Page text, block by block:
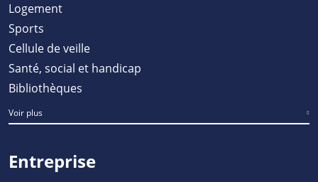
Logement
Sports
Cellule de veille
Santé, social et handicap
Bibliothèques
Voir plus
Entreprise